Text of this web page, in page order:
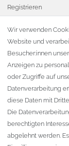
Registrieren
Warenkorb
Zur Kasse
KONTAKT
Fa. Steffen Jost
Söbrigener Weg 50
D-01796 Pirna
Telefon:+49 (0)3501
Wir verwenden
Website und
Besucher:innen
Anzeigen zu
oder Zugriffe auf
Datenverarbeitung
diese Daten mit
Die
berechtigten
abgelehnt werden.